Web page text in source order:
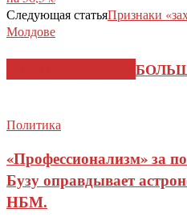
Следующая статьяПризнаки
Молдове
Политика
«Профессионализм» за
Бузу оправдывает
НБМ.